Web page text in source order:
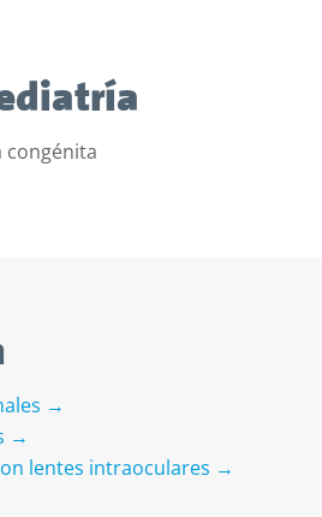
congénita
→
→
lentes intraoculares →